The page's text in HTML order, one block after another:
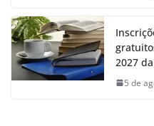
2027
5 de